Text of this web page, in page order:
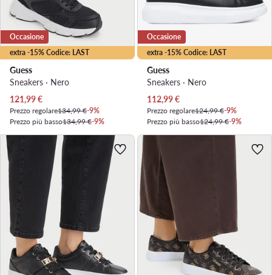
extra -15% Codice: LAST
Occasione
Guess
Sneakers · Nero
Prezzo attuale
121,99€
Prezzo regolare134,99 €-9%
Prezzo più basso134,99 €-9%
extra -15% Codice: LAST
Occasione
Guess
Sneakers · Nero
Prezzo attuale
112,99€
Prezzo regolare124,99 €-9%
Prezzo più basso124,99 €-9%